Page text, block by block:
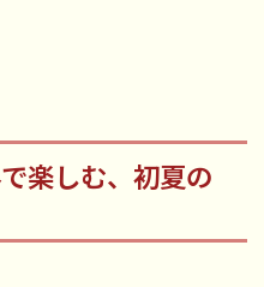
楽しむ、初夏の